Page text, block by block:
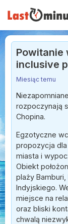
Powitanie
inclusive
Miesiąc temu
rozpoczynają
Chopina.
Egzotyczne
propozycja
miasta i
Obiekt
plaży
Indyjskiego.
miejsce na
oraz bliski
chwalą